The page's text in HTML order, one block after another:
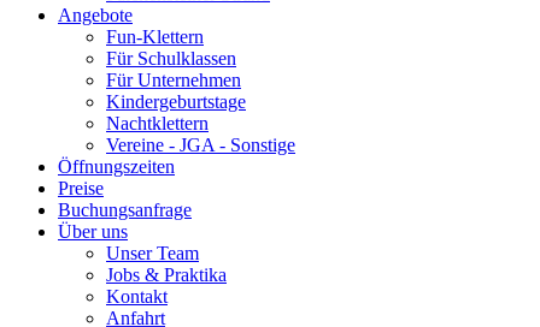
Angebote
Fun-Klettern
Für Schulklassen
Für Unternehmen
Kindergeburtstage
Nachtklettern
Vereine - JGA - Sonstige
Öffnungszeiten
Preise
Buchungsanfrage
Über uns
Unser Team
Jobs & Praktika
Kontakt
Anfahrt